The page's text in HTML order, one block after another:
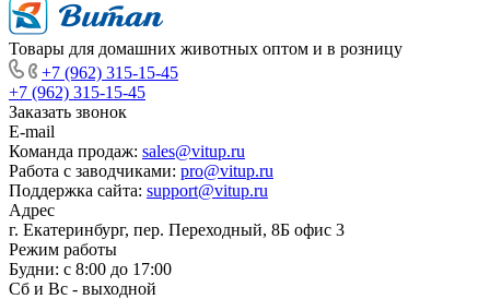
Товары для домашних животных оптом и в розницу
+7 (962) 315-15-45
+7 (962) 315-15-45
Заказать звонок
E-mail
Команда продаж: sales@vitup.ru
Работа с заводчиками: pro@vitup.ru
Поддержка сайта: support@vitup.ru
Адрес
г. Екатеринбург, пер. Переходный, 8Б офис 3
Режим работы
Будни: с 8:00 до 17:00
Сб и Вс - выходной